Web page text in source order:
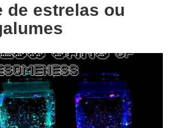
de estrelas ou